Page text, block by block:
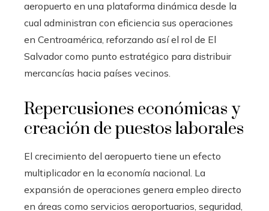
aeropuerto en una plataforma dinámica desde la
cual administran con eficiencia sus operaciones
en Centroamérica, reforzando así el rol de El
Salvador como punto estratégico para distribuir
mercancías hacia países vecinos.
Repercusiones económicas y
creación de puestos laborales
El crecimiento del aeropuerto tiene un efecto
multiplicador en la economía nacional. La
expansión de operaciones genera empleo directo
en áreas como servicios aeroportuarios, seguridad,